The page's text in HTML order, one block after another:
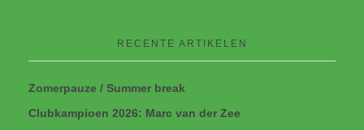
RECENTE ARTIKELEN
Zomerpauze / Summer break
Clubkampioen 2026: Marc van der Zee